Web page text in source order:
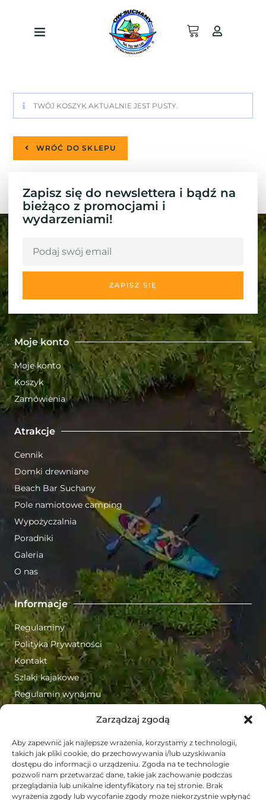
Zarządzaj zgodą
Aby zapewnić jak najlepsze wrażenia, korzystamy z technologii,
takich jak pliki cookie, do przechowywania i/lub uzyskiwania
dostępu do informacji o urządzeniu. Zgoda na te technologie
pozwoli nam przetwarzać dane, takie jak zachowanie podczas
przeglądania lub unikalne identyfikatory na tej stronie. Brak
wyrażenia zgody lub wycofanie zgody może niekorzystnie wpłynąć
TWÓJ KOSZYK AKTUALNIE JEST PUSTY.
WRÓĆ DO SKLEPU
Zapisz się do newslettera i bądź na
bieżąco z promocjami i
wydarzeniami!
ZAPISZ SIĘ
Moje konto
Moje konto
Koszyk
Zamówienia
Atrakcje
Cennik
Domki drewniane
Beach Bar Suchany
Pole namiotowe camping
Wypożyczalnia
Poradniki
Galeria
O nas
Informacje
Regulaminy
Polityka Prywatności
Kontakt
Szlaki kajakowe
Regulamin wynajmu
Naszę podstawowe informacje
FORMULARZ KONTAKTOWY
Wynajemkajakow.pl OW Suchany
ul. Turystyczna 5 42-120 Władysławów